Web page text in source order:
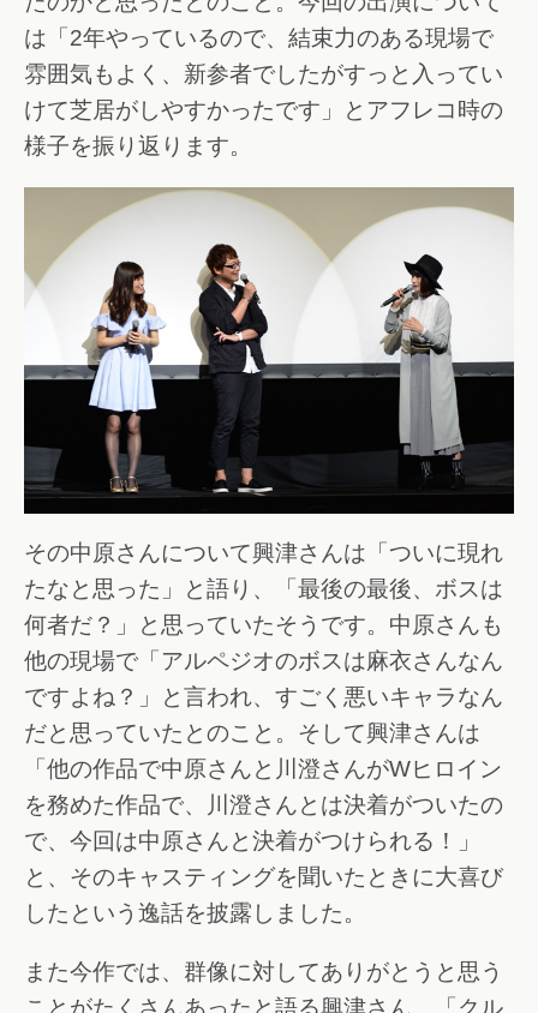
は「2年やっているので、結束力のある現場で
雰囲気もよく、新参者でしたがすっと入ってい
けて芝居がしやすかったです」とアフレコ時の
様子を振り返ります。
その中原さんについて興津さんは「ついに現れ
たなと思った」と語り、「最後の最後、ボスは
何者だ？」と思っていたそうです。中原さんも
他の現場で「アルペジオのボスは麻衣さんなん
ですよね？」と言われ、すごく悪いキャラなん
だと思っていたとのこと。そして興津さんは
「他の作品で中原さんと川澄さんがWヒロイン
を務めた作品で、川澄さんとは決着がついたの
で、今回は中原さんと決着がつけられる！」
と、そのキャスティングを聞いたときに大喜び
したという逸話を披露しました。
また今作では、群像に対してありがとうと思う
ことがたくさんあったと語る興津さん。「クル